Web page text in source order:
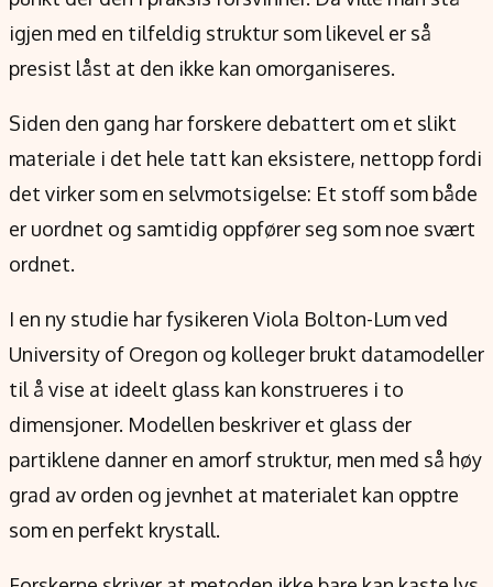
igjen med en tilfeldig struktur som likevel er så
presist låst at den ikke kan omorganiseres.
Siden den gang har forskere debattert om et slikt
materiale i det hele tatt kan eksistere, nettopp fordi
det virker som en selvmotsigelse: Et stoff som både
er uordnet og samtidig oppfører seg som noe svært
ordnet.
I en ny studie har fysikeren Viola Bolton-Lum ved
University of Oregon og kolleger brukt datamodeller
til å vise at ideelt glass kan konstrueres i to
dimensjoner. Modellen beskriver et glass der
partiklene danner en amorf struktur, men med så høy
grad av orden og jevnhet at materialet kan opptre
som en perfekt krystall.